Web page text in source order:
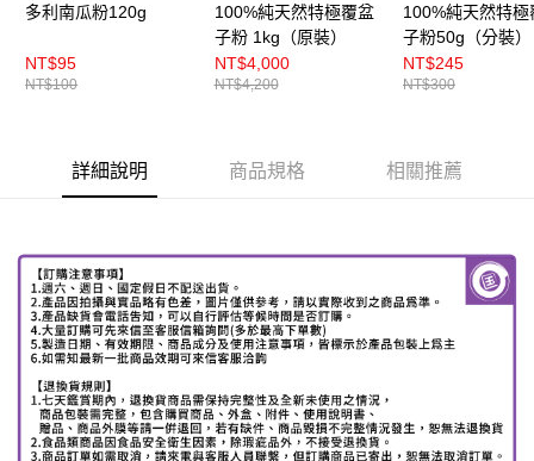
多利南瓜粉120g
NT$95
NT$100
100%純天然特極覆盆
子粉 1kg（原裝）
NT$4,000
NT$4,200
100%純天然特極
子粉50g（分裝）
NT$245
NT$300
詳細說明 商品規格 相關推薦